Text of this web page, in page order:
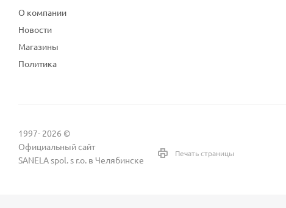
О компании
Новости
Магазины
Политика
1997- 2026 ©
Официальный сайт
SANELA spol. s r.o. в Челябинске
Печать страницы